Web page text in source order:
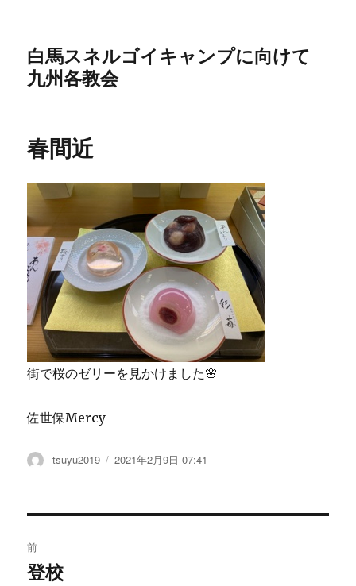
白馬スネルゴイキャンプに向けて
九州各教会
春間近
街で桜のゼリーを見かけました🌸
佐世保Mercy
投
tsuyu2019
投
2021年2月9日 07:41
稿
前
過
登校